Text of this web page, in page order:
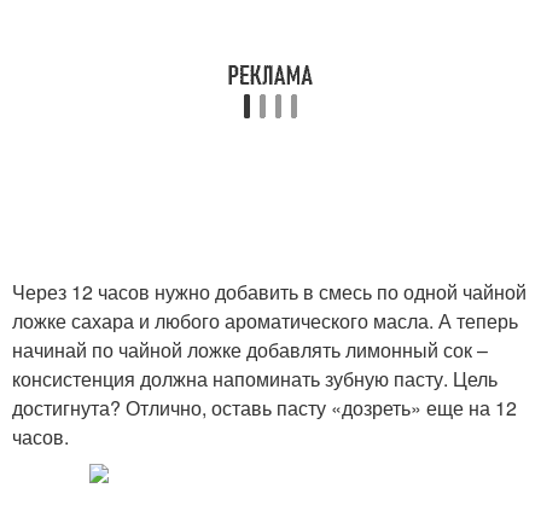
Через 12 часов нужно добавить в смесь по одной чайной
ложке сахара и любого ароматического масла. А теперь
начинай по чайной ложке добавлять лимонный сок –
консистенция должна напоминать зубную пасту. Цель
достигнута? Отлично, оставь пасту «дозреть» еще на 12
часов.